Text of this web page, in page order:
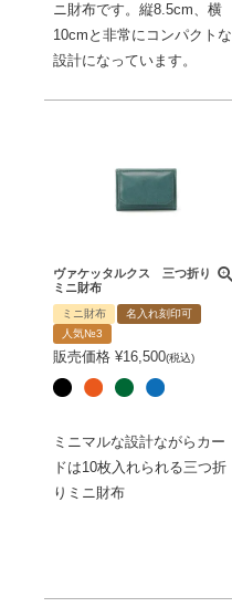
ニ財布です。縦8.5cm、横
10cmと非常にコンパクトな
設計になっています。
ヴァケッタルクス 三つ折り
ミニ財布
ミニ財布
名入れ刻印可
人気№3
販売価格 ¥16,500 税込
ミニマルな設計ながらカー
ドは10枚入れられる三つ折
りミニ財布